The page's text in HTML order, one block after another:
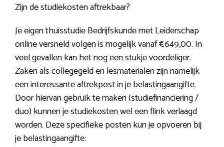
Zijn de studiekosten aftrekbaar?
Je eigen thuisstudie Bedrijfskunde met Leiderschap
online versneld volgen is mogelijk vanaf €649,00. In
veel gevallen kan het nog een stukje voordeliger.
Zaken als collegegeld en lesmaterialen zijn namelijk
een interessante aftrekpost in je belastingaangifte.
Door hiervan gebruik te maken (studiefinanciering /
duo) kunnen je studiekosten wel een flink verlaagd
worden. Deze specifieke posten kun je opvoeren bij
je belastingaangifte: